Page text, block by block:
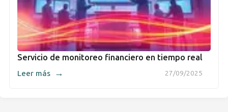
Servicio de monitoreo financiero en tiempo real
27/09/2025
Leer más →